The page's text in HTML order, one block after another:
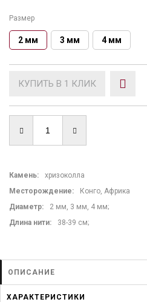
Размер
2 мм 3 мм 4 мм
КУПИТЬ В 1 КЛИК
Камень:
хризоколла
Месторождение:
Конго, Африка
Диаметр:
2 мм, 3 мм, 4 мм;
Длина нити: 38-39 см;
ОПИСАНИЕ
ХАРАКТЕРИСТИКИ